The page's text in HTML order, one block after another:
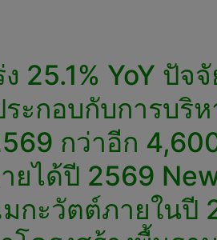
25.1% YoY ปั
ระกอบกับการบ
กว่าอีก
ยได้ปี 2569
กะวัตต์ภายในปี